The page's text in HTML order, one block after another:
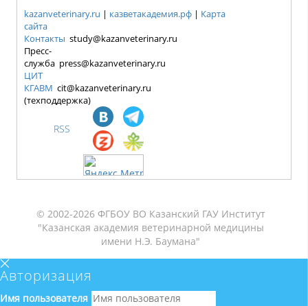
kazanveterinary.ru | казветакадемия.рф | Карта
сайта
Контакты study@kazanveterinary.ru
Пресс-
служба press@kazanveterinary.ru
ЦИТ
КГАВМ cit@kazanveterinary.ru
(техподдержка)
RSS
© 2002-2026 ФГБОУ ВО Казанский ГАУ Институт
"Казанская академия ветеринарной медицины
имени Н.Э. Баумана"
Авторизация
Имя пользователя